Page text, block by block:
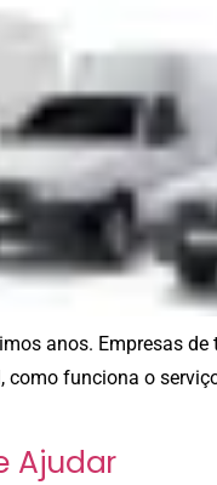
anos. Empresas
funciona o
Ajudar